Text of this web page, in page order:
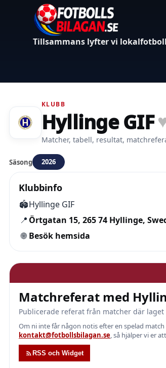
Tillsammans lyfter vi
KLUBB
Hyllinge GIF
Matcher, tabell, resultat,
Säsong 2026
Klubbinfo
🏟️Hyllinge GIF
📍 Örtgatan 15, 265 74 Hyllinge,
🌐 Besök hemsida
Matchreferat med
Publicerade referat från matcher där
Om ni inte får någon notis efter en spelad
kontakt@fotbollsbilagan.se, så hjälper vi er
RSS och Widget